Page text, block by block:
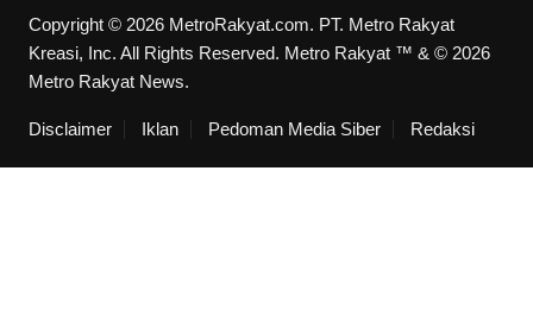
Copyright © 2026 MetroRakyat.com. PT. Metro Rakyat
Kreasi, Inc. All Rights Reserved. Metro Rakyat ™ & © 2026
Metro Rakyat News.
Disclaimer Iklan Pedoman Media Siber Redaksi